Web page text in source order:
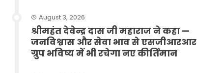
August 3, 2026
श्रीमहंत देवेन्द्र दास जी महाराज ने कहा —
जनविश्वास और सेवा भाव से एसजीआरआर
ग्रुप भविष्य में भी रचेगा नए कीर्तिमान